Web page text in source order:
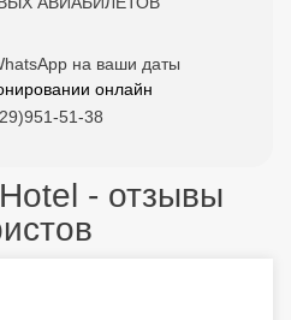
на ваши даты
онлайн
51-38
- отзывы